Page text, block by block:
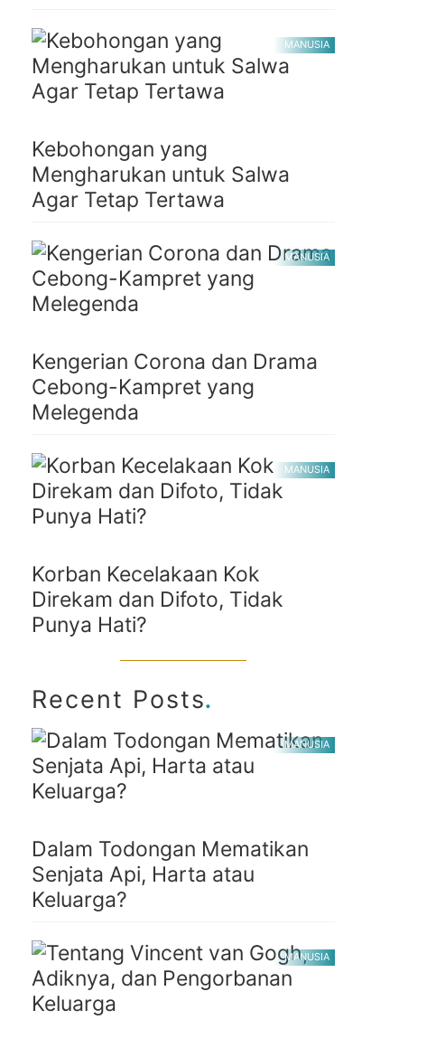
MANUSIA
Kebohongan yang
Mengharukan untuk Salwa
Agar Tetap Tertawa
MANUSIA
Kengerian Corona dan Drama
Cebong-Kampret yang
Melegenda
MANUSIA
Korban Kecelakaan Kok
Direkam dan Difoto, Tidak
Punya Hati?
Recent Posts.
MANUSIA
Dalam Todongan Mematikan
Senjata Api, Harta atau
Keluarga?
MANUSIA